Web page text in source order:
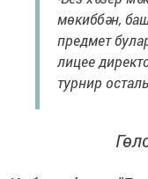
мөкиббән,
предмет
лицее
турнир